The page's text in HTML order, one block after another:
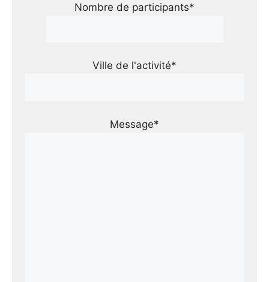
Nombre de participants*
Ville de l'activité*
Message*